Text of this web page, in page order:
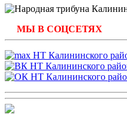
МЫ В СОЦСЕТЯХ